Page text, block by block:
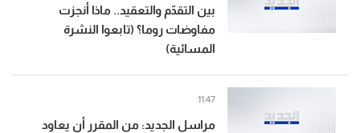
بين التقدّم والتعقيد.. ماذا أنجزت
مفاوضات روما؟ (تابعوا النشرة
المسائية)
مراسل الجديد: من المقرر أن يعاود
11:47